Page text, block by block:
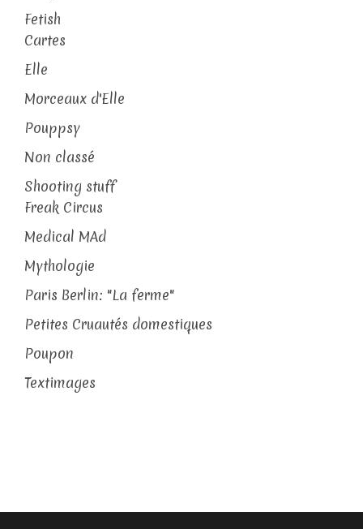
Fetish
Cartes
Elle
Morceaux d'Elle
Pouppsy
Non classé
Shooting stuff
Freak Circus
Medical MAd
Mythologie
Paris Berlin: "La ferme"
Petites Cruautés domestiques
Poupon
Textimages